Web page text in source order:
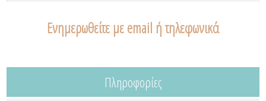
Ενημερωθείτε με email ή τηλεφωνικά
Πληροφορίες